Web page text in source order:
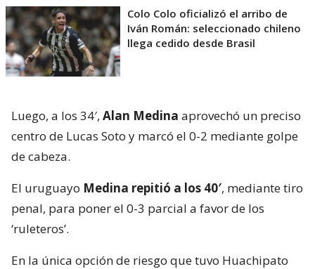
Colo Colo oficializó el arribo de
Iván Román: seleccionado chileno
llega cedido desde Brasil
Luego, a los 34′, Alan Medina aprovechó un preciso
centro de Lucas Soto y marcó el 0-2 mediante golpe
de cabeza.
El uruguayo Medina repitió a los 40′, mediante tiro
penal, para poner el 0-3 parcial a favor de los
‘ruleteros’.
En la única opción de riesgo que tuvo Huachipato